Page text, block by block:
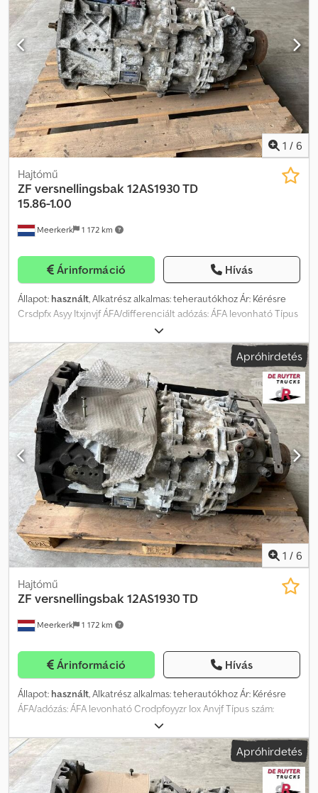
1 / 6
Meerkerk 1 172 km
Hajtómű
ZF versnellingsbak 12AS1930 TD
15.86-1.00
Árinformáció Hívás
Állapot: használt, Alkatrész alkalmas: teherautókhoz Ár: Kérésre
Crsdpfx Asyy Itxjnvjf ÁFA/differenciált adózás: ÁFA levonható Típus
Apróhirdetés
1 / 6
Meerkerk 1 172 km
Hajtómű
ZF versnellingsbak 12AS1930 TD
Árinformáció Hívás
Állapot: használt, Alkatrész alkalmas: teherautókhoz Ár: Kérésre
ÁFA/adózás: ÁFA levonható Crodpfoyyzr Iox Anvjf Típus szám:
Apróhirdetés